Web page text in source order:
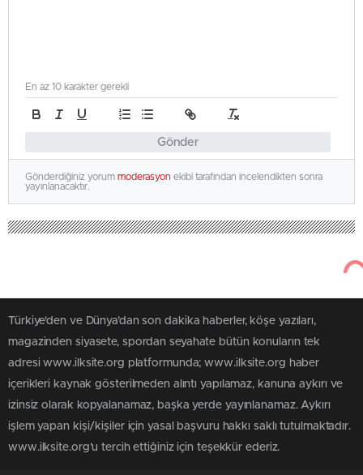
Gönder
En az 10 karakter gerekli
Gönderdiğiniz yorum moderasyon ekibi tarafından incelendikten sonra
yayınlanacaktır.
Türkiye'den ve Dünya’dan son dakika haberler, köşe yazıları,
magazinden siyasete, spordan seyahate bütün konuların tek
adresi www.ilksite.org platformunda; www.ilksite.org haber
içerikleri kaynak gösterilmeden alıntı yapılamaz, kanuna aykırı ve
izinsiz olarak kopyalanamaz, başka yerde yayınlanamaz. Aykırı
işlem yapan kişi/kişiler için yasal başvuru hakkı saklı tutulmaktadır.
www.ilksite.org'u tercih ettiğiniz için teşekkür ederiz.